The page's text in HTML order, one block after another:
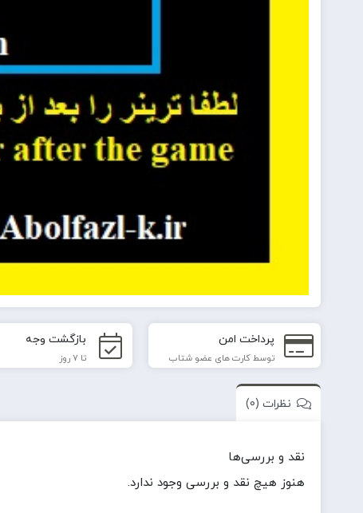
پرداخت امن
توسط کارت های عضو شتاب
بازگشت وجه
تا 7 روز
نظرات (0)
نقد و بررسی‌ها
هنوز هیچ نقد و بررسی وجود ندارد.